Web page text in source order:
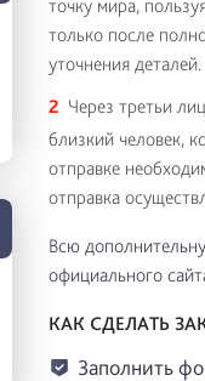
точку мира,
только после
уточнения деталей.
Через третьи
близкий человек,
отправке
отправка
Всю
официального
КАК СДЕЛАТЬ
Заполнить